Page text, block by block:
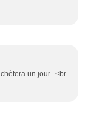
un jour...<br